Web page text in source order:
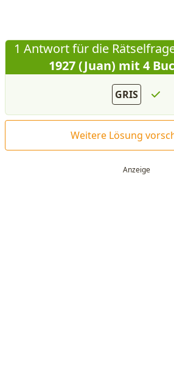
1 Antwort für die
1927 (Juan) mit 4
GRIS
Weitere Lösung